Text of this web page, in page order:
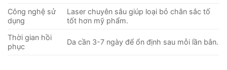
Công nghệ sử
dụng
Laser chuyên sâu giúp loại bỏ chân sắc tố
tốt hơn mỹ phẩm.
Thời gian hồi
phục
Da cần 3-7 ngày để ổn định sau mỗi lần bắn.